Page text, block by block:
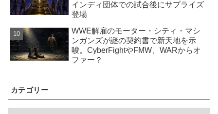
インディ団体での試合後にサプライズ
登場
WWE解雇のモーター・シティ・マシ
ンガンズが謎の契約書で新天地を示
唆。CyberFightやFMW、WARからオ
ファー？
カテゴリー